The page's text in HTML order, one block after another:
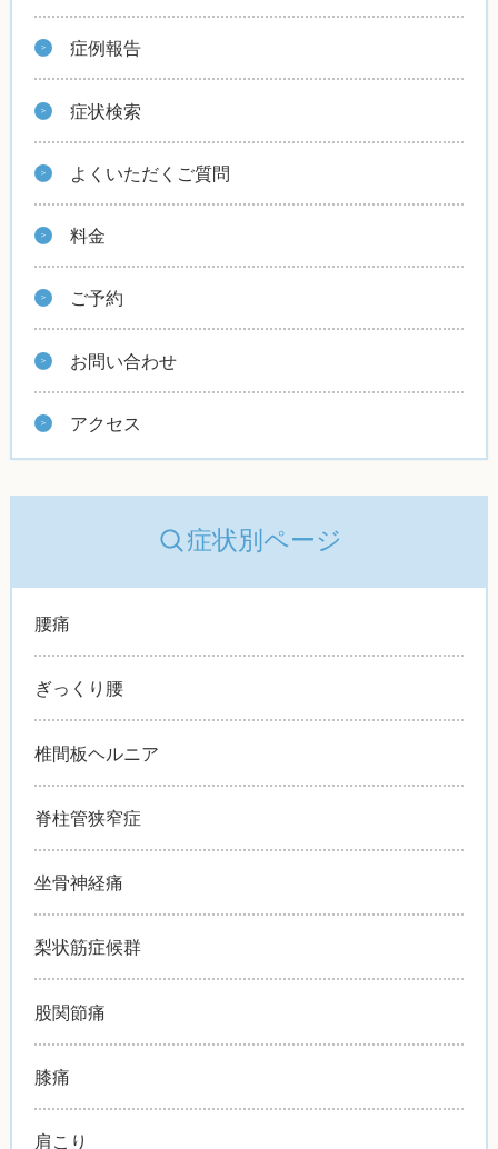
症例報告
症状検索
よくいただくご質問
料金
ご予約
お問い合わせ
アクセス
症状別ページ
腰痛
ぎっくり腰
椎間板ヘルニア
脊柱管狭窄症
坐骨神経痛
梨状筋症候群
股関節痛
膝痛
肩こり